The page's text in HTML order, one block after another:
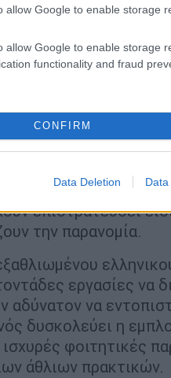
allow Google to enable storage
allow Google to enable storage
functionality and fraud
CONFIRM
Data Deletion Data
με τη βοήθεια
μεγάλο τμήμα των
τους «παραγωγούς»
της χαμηλής
εξέτασης που
έγραψε ο
ασχοληθεί
αυτές που ελεύθερα
ή έχει
επιστρατεύσει
την παρανομία.
εργασίες να
αδύνατον να
δυσκολεύει η
φοιτητικές
άθλιων πρακτικών.